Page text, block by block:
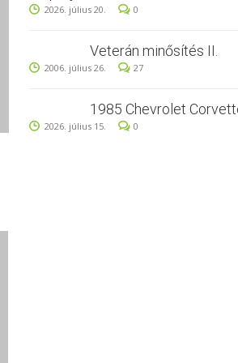
2026. július 20. 0
Veterán minősítés II.
2006. július 26. 27
1985 Chevrolet
2026. július 15. 0